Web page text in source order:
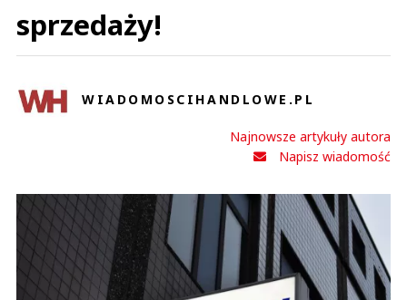
sprzedaży!
WIADOMOSCIHANDLOWE.PL
Najnowsze artykuły autora
Napisz wiadomość